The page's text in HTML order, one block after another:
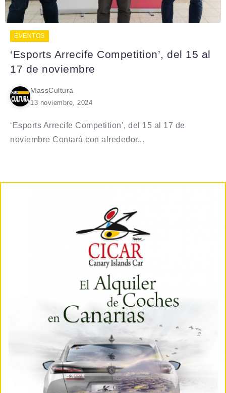
EVENTOS
‘Esports Arrecife Competition’, del 15 al
17 de noviembre
MassCultura
13 noviembre, 2024
‘Esports Arrecife Competition’, del 15 al 17 de
noviembre Contará con alrededor...